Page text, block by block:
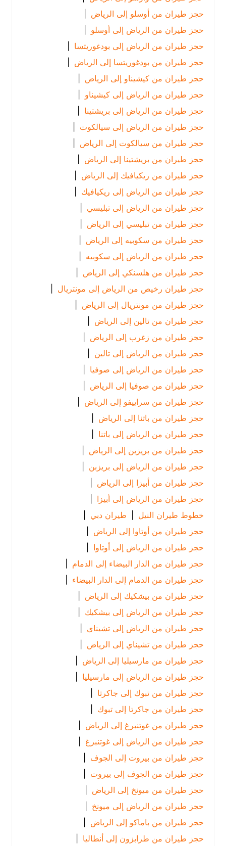
حجز طيران من أوسلو إلى الرياض
|
حجز طيران من الرياض إلى أوسلو
|
حجز طيران من الرياض إلى بودغوريتسا
|
حجز طيران من بودغوريتسا إلى الرياض
|
حجز طيران من كيشيناو إلى الرياض
|
حجز طيران من الرياض إلى كيشيناو |
حجز طيران من الرياض إلى بريشتينا |
حجز طيران من الرياض إلى سيالكوت |
حجز طيران من سيالكوت إلى الرياض
|
حجز طيران من بريشتينا إلى الرياض
|
حجز طيران من ريكيافيك إلى الرياض
|
حجز طيران من الرياض إلى ريكيافيك |
حجز طيران من الرياض إلى تبليسي |
حجز طيران من تبليسي إلى الرياض
|
حجز طيران من سكوبيه إلى الرياض
|
حجز طيران من الرياض إلى سكوبيه |
حجز طيران من هلسنكي إلى الرياض
|
حجز طيران رخيص من الرياض إلى مونتريال |
حجز طيران من مونتريال إلى الرياض
|
حجز طيران من تالين إلى الرياض
|
حجز طيران من زغرب إلى الرياض
|
حجز طيران من الرياض إلى تالين
|
حجز طيران من الرياض إلى صوفيا
|
حجز طيران من صوفيا إلى الرياض
|
حجز طيران من سراييفو إلى الرياض
|
حجز طيران من باتنا إلى الرياض
|
حجز طيران من الرياض إلى باتنا |
حجز طيران من بريزبن إلى الرياض
|
حجز طيران من الرياض إلى بريزبن |
حجز طيران من أبيزا إلى الرياض
|
حجز طيران من الرياض إلى أبيزا
خطوط طيران النيل | طيران دبي |
حجز طيران من أوتاوا إلى الرياض
|
حجز طيران من الرياض إلى أوتاوا |
حجز طيران من الدار البيضاء إلى الدمام
|
حجز طيران من الدمام إلى الدار البيضاء |
حجز طيران من بيشكيك إلى الرياض
|
حجز طيران من الرياض إلى بيشكيك |
حجز طيران من الرياض إلى تشيناي |
حجز طيران من تشيناي إلى الرياض
|
حجز طيران من مارسيليا إلى الرياض
|
حجز طيران من الرياض إلى مارسيليا |
حجز طيران من تبوك إلى جاكرتا
|
حجز طيران من جاكرتا إلى تبوك
|
حجز طيران من غوتنبرغ إلى الرياض
|
حجز طيران من الرياض إلى غوتنبرغ |
حجز طيران من بيروت إلى الجوف |
حجز طيران من الجوف إلى بيروت
|
حجز طيران من ميونخ إلى الرياض
|
حجز طيران من الرياض إلى ميونخ |
حجز طيران من باماكو إلى الرياض
|
حجز طيران من طرابزون إلى أنطاليا
|